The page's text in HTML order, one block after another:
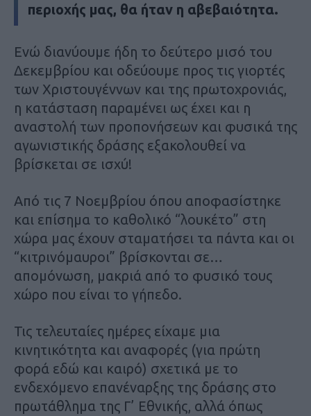
περιοχής μας, θα ήταν η αβεβαιότητα.
Ενώ διανύουμε ήδη το δεύτερο μισό του
Δεκεμβρίου και οδεύουμε προς τις γιορτές
των Χριστουγέννων και της πρωτοχρονιάς,
η κατάσταση παραμένει ως έχει και η
αναστολή των προπονήσεων και φυσικά της
αγωνιστικής δράσης εξακολουθεί να
βρίσκεται σε ισχύ!
Από τις 7 Νοεμβρίου όπου αποφασίστηκε
και επίσημα το καθολικό “λουκέτο” στη
χώρα μας έχουν σταματήσει τα πάντα και οι
“κιτρινόμαυροι” βρίσκονται σε…
απομόνωση, μακριά από το φυσικό τους
χώρο που είναι το γήπεδο.
Τις τελευταίες ημέρες είχαμε μια
κινητικότητα και αναφορές (για πρώτη
φορά εδώ και καιρό) σχετικά με το
ενδεχόμενο επανέναρξης της δράσης στο
πρωτάθλημα της Γ’ Εθνικής, αλλά όπως